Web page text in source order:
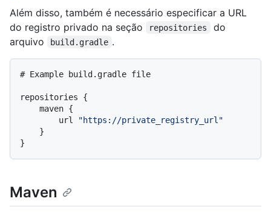
Além disso, também é necessário especificar a URL
do registro privado na seção
repositories
do
arquivo
build.gradle .
# Example build.gradle file
repositories {
        url
"https://private_registry_url"
Maven